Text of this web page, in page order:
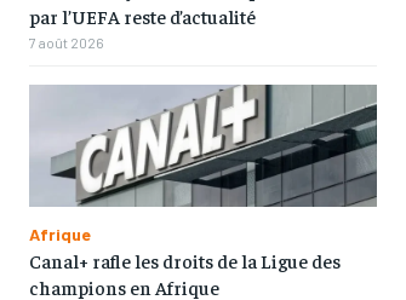
par l’UEFA reste d’actualité
7 août 2026
Afrique
Canal+ rafle les droits de la Ligue des
champions en Afrique